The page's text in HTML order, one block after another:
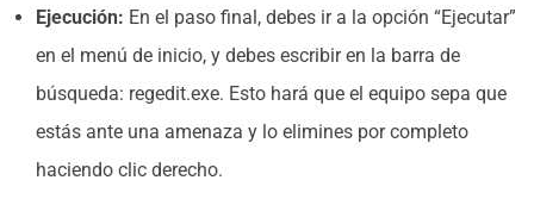
Ejecución: En el paso final, debes ir a la opción “Ejecutar”
en el menú de inicio, y debes escribir en la barra de
búsqueda: regedit.exe. Esto hará que el equipo sepa que
estás ante una amenaza y lo elimines por completo
haciendo clic derecho.